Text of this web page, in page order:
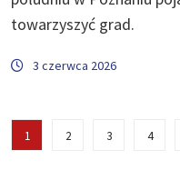
towarzyszyć grad.
3 czerwca 2026
1 2 3 4